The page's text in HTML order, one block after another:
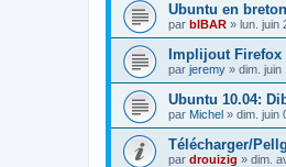
Ubuntu en
par bIBAR » lun. juin
Implijout
par jeremy » dim. juin
Ubuntu 10.04:
par Michel » dim. juin
Télécharger/
par drouizig » dim.